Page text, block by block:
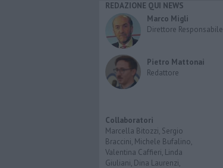
REDAZIONE QUI NEWS
Marco Migli
Direttore Responsabile
Pietro Mattonai
Redattore
Collaboratori
Marcella Bitozzi, Sergio
Braccini, Michele Bufalino,
Valentina Caffieri, Linda
Giuliani, Dina Laurenzi,